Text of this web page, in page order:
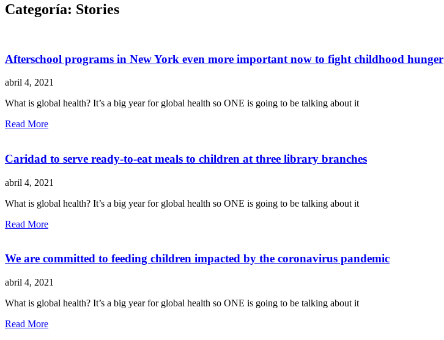
Categoría: Stories
Afterschool programs in New York even more important now to fight childhood hunger
abril 4, 2021
What is global health? It’s a big year for global health so ONE is going to be talking about it
Read More
Caridad to serve ready-to-eat meals to children at three library branches
abril 4, 2021
What is global health? It’s a big year for global health so ONE is going to be talking about it
Read More
We are committed to feeding children impacted by the coronavirus pandemic
abril 4, 2021
What is global health? It’s a big year for global health so ONE is going to be talking about it
Read More